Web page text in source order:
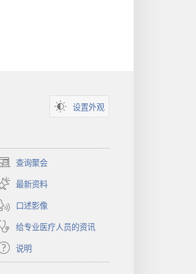
设置外观
查询聚会
打
开
）
最新资料
口述影像
给专业医疗人员的资讯
说明